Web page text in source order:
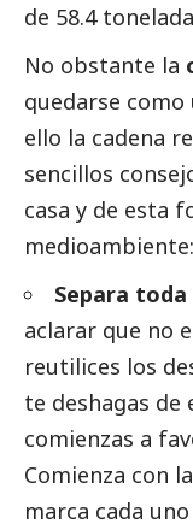
de 58.4
No obstante la
quedarse
ello la cadena
sencillos
casa y de esta
medioambiente:
Separa
aclarar que no
reutilices los
te deshagas de
comienzas a
Comienza con
marca cada